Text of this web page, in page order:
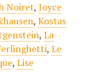
Noiret, Joyce
, Kostas
, La
, Le
, Lise